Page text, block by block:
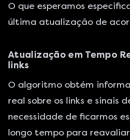
O que esperamos
última atualização de
Atualização em Tempo
links
O algoritmo obtém
real sobre os links e sinais
necessidade de ficarmos
longo tempo para